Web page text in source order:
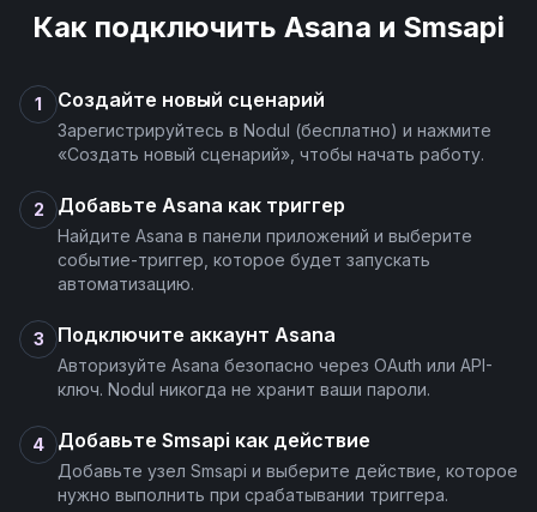
Как подключить Asana и Smsapi
1 Создайте новый сценарий
Зарегистрируйтесь в Nodul (бесплатно) и нажмите
«Создать новый сценарий», чтобы начать работу.
2 Добавьте Asana как триггер
Найдите Asana в панели приложений и выберите
событие-триггер, которое будет запускать
автоматизацию.
3 Подключите аккаунт Asana
Авторизуйте Asana безопасно через OAuth или API-
ключ. Nodul никогда не хранит ваши пароли.
4 Добавьте Smsapi как действие
Добавьте узел Smsapi и выберите действие, которое
нужно выполнить при срабатывании триггера.